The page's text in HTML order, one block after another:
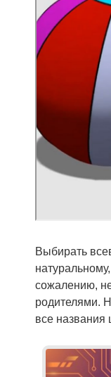
Выбирать
сожалению,
родителями.
все названия